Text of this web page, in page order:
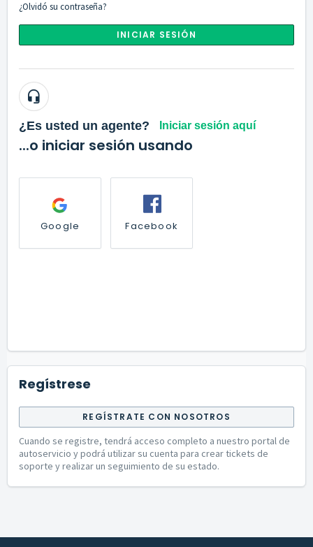
¿Olvidó su contraseña?
INICIAR SESIÓN
¿Es usted un agente? Iniciar sesión aquí
...o iniciar sesión usando
Google Facebook
Regístrese
REGÍSTRATE CON NOSOTROS
Cuando se registre, tendrá acceso completo a nuestro portal de
autoservicio y podrá utilizar su cuenta para crear tickets de
soporte y realizar un seguimiento de su estado.